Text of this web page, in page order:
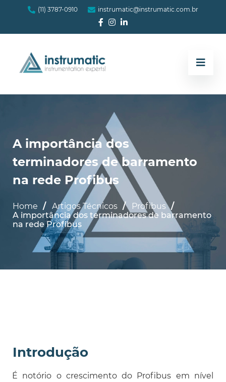
(11) 3787-0910 instrumatic@instrumatic.com.br
A importância dos
terminadores de barramento
na rede Profibus
Home Artigos Técnicos
Profibus
A importância dos terminadores de barramento
na rede Profibus
Introdução
É notório o crescimento do Profibus em nível